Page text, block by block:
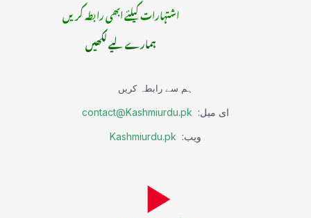
اشتہارات کیلئے ابھی رابطہ کریں
ہمارے لیے لکھیں
ہم سے رابطہ کریں
ای میل: contact@Kashmiurdu.pk
ویب: Kashmiurdu.pk